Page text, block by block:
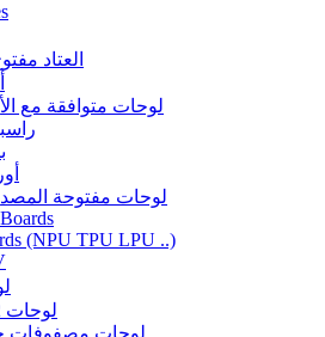
العتاد
لوحات متوافقة مع
لوحات مفتوحة
(NPU TPU LPU ..)
STM32 لوحات
لوحات مصفوفات